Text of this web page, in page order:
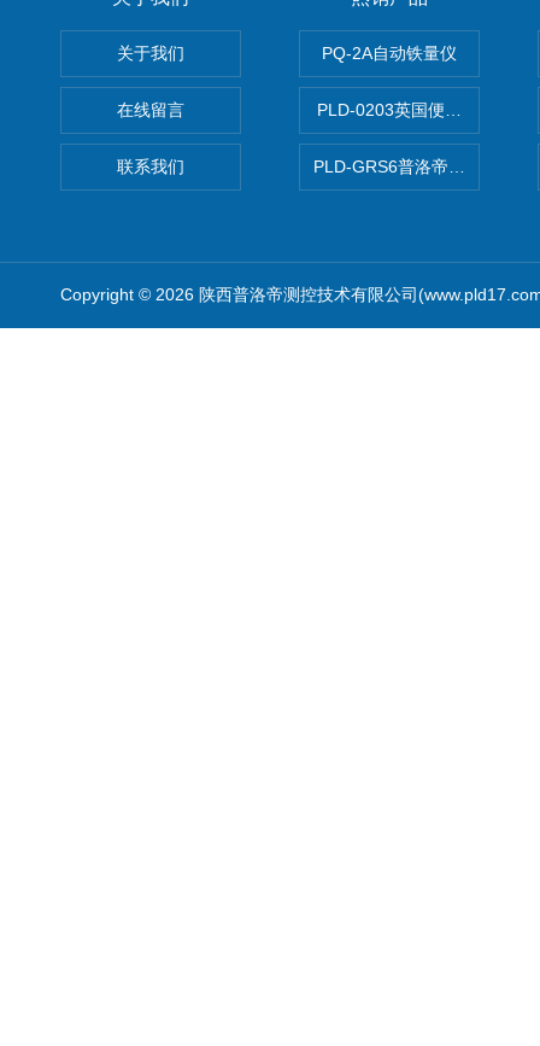
关于我们
在线留言
联系我们
PQ-2A自动铁量仪
PLD-0203英国便携式油品颗
PLD-GRS6普洛帝全自动微量
Copyright © 2026 陕西普洛帝测控技术有限公司